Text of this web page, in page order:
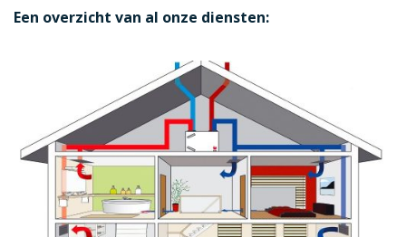
Een overzicht van al onze diensten: